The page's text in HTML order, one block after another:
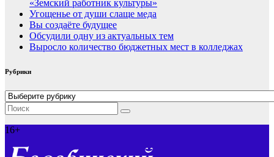
«Земский работник культуры»
Угощенье от души слаще меда
Вы создаёте будущее
Обсудили одну из актуальных тем
Выросло количество бюджетных мест в колледжах
Рубрики
Рубрики
16+